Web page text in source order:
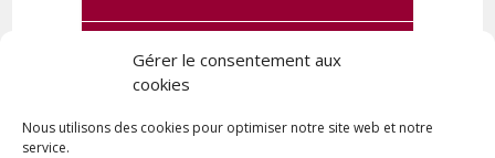
Gérer le consentement aux
cookies
Nous utilisons des cookies pour optimiser notre site web et notre
service.
CA SE PASSE À FRANCE SERVICES
DE QUINGEY